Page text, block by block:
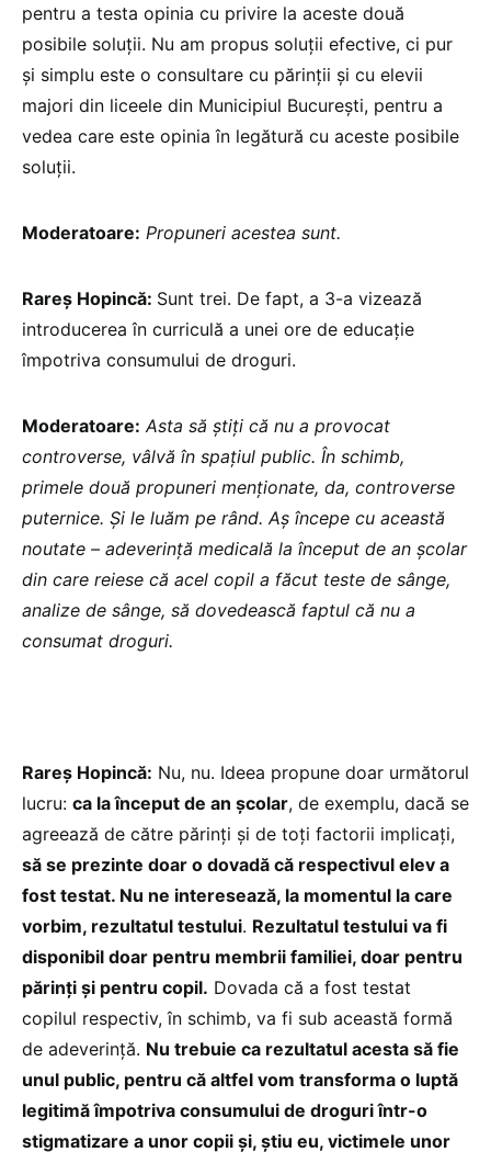
pentru a testa opinia cu privire la aceste două
posibile soluții. Nu am propus soluții efective, ci pur
și simplu este o consultare cu părinții și cu elevii
majori din liceele din Municipiul București, pentru a
vedea care este opinia în legătură cu aceste posibile
soluții.
Moderatoare: Propuneri acestea sunt.
Rareș Hopincă: Sunt trei. De fapt, a 3-a vizează
introducerea în curriculă a unei ore de educație
împotriva consumului de droguri.
Moderatoare: Asta să știți că nu a provocat
controverse, vâlvă în spațiul public. În schimb,
primele două propuneri menționate, da, controverse
puternice. Și le luăm pe rând. Aș începe cu această
noutate – adeverință medicală la început de an școlar
din care reiese că acel copil a făcut teste de sânge,
analize de sânge, să dovedească faptul că nu a
consumat droguri.
Rareș Hopincă: Nu, nu. Ideea propune doar următorul
lucru: ca la început de an școlar, de exemplu, dacă se
agreează de către părinți și de toți factorii implicați,
să se prezinte doar o dovadă că respectivul elev a
fost testat. Nu ne interesează, la momentul la care
vorbim, rezultatul testului. Rezultatul testului va fi
disponibil doar pentru membrii familiei, doar pentru
părinți și pentru copil. Dovada că a fost testat
copilul respectiv, în schimb, va fi sub această formă
de adeverință. Nu trebuie ca rezultatul acesta să fie
unul public, pentru că altfel vom transforma o luptă
legitimă împotriva consumului de droguri într-o
stigmatizare a unor copii și, știu eu, victimele unor